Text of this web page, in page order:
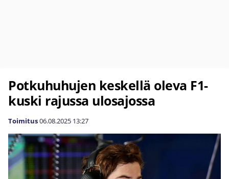
Potkuhuhujen keskellä oleva F1-
kuski rajussa ulosajossa
Toimitus06.08.2025 13:27